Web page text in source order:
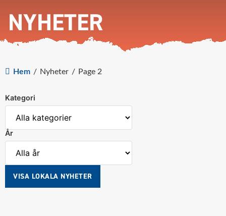
NYHETER
Hem / Nyheter / Page 2
Kategori
År
VISA LOKALA NYHETER